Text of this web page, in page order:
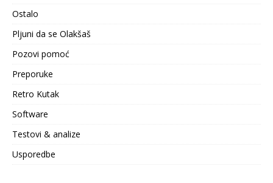
Ostalo
Pljuni da se Olakšaš
Pozovi pomoć
Preporuke
Retro Kutak
Software
Testovi & analize
Usporedbe